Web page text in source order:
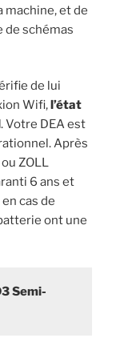
machine, et de
de schémas
de lui
Wifi,l’état
. Votre DEA est
Après
ZOLL
6 ans et
cas de
ont une
Semi-